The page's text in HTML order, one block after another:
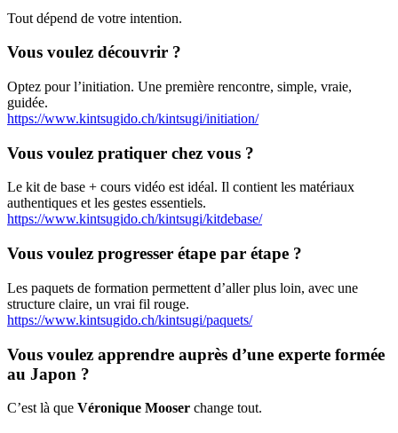
Tout dépend de votre intention.
Vous voulez découvrir ?
Optez pour l’initiation. Une première rencontre, simple, vraie,
guidée.
https://www.kintsugido.ch/kintsugi/initiation/
Vous voulez pratiquer chez vous ?
Le kit de base + cours vidéo est idéal. Il contient les matériaux
authentiques et les gestes essentiels.
https://www.kintsugido.ch/kintsugi/kitdebase/
Vous voulez progresser étape par étape ?
Les paquets de formation permettent d’aller plus loin, avec une
structure claire, un vrai fil rouge.
https://www.kintsugido.ch/kintsugi/paquets/
Vous voulez apprendre auprès d’une experte formée
au Japon ?
C’est là que Véronique Mooser change tout.